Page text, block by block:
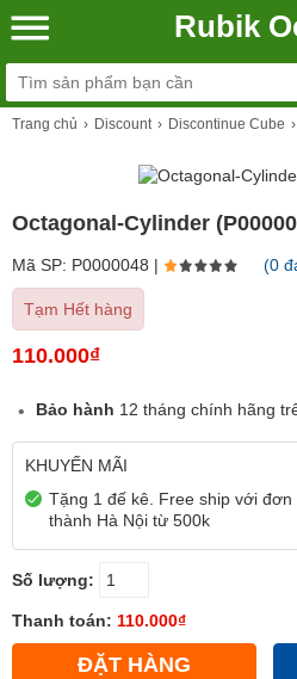
Rubik
Trang chủ Discount Discontinue Cube
Octagonal-Cylinder
Mã SP: P0000048 | (0
Tạm Hết hàng
110.000₫
Bảo hành 12 tháng chính hãng
KHUYẾN MÃI
Tặng 1 đế kê. Free ship với
thành Hà Nội từ 500k
Số lượng:
Thanh toán: 110.000₫
ĐẶT HÀNG